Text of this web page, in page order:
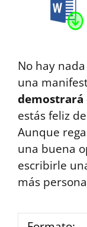
No hay
una
demostrará
estás feliz
Aunque
una buena
escribirle
más